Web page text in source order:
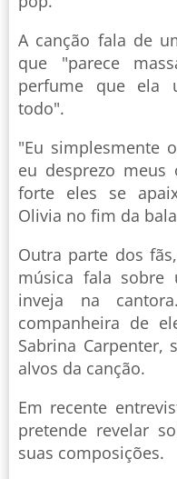
A canção fala de
que "parece
perfume que ela
todo".
"Eu simplesmente
eu desprezo
forte eles se
Olivia no fim da
Outra parte dos
música fala sobre
inveja na
companheira de
Sabrina Carpenter,
alvos da canção.
Em recente
pretende revelar
suas composições.